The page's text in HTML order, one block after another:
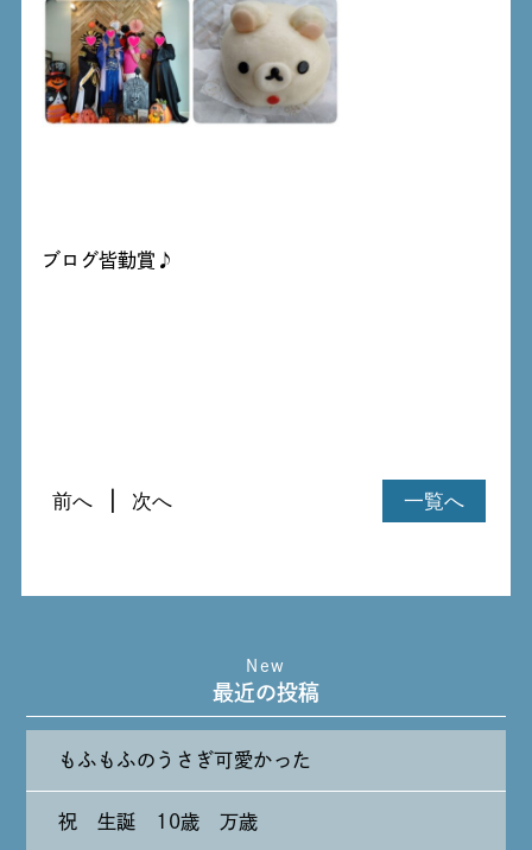
ブログ皆勤賞♪
一覧へ
前へ 次へ
New
最近の投稿
もふもふのうさぎ可愛かった
祝 生誕 10歳 万歳